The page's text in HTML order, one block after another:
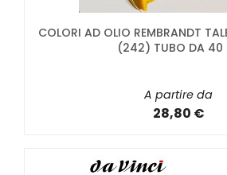
COLORI AD OLIO REMBRANDT
(242) TUBO DA 40
A partire da
28,80 €